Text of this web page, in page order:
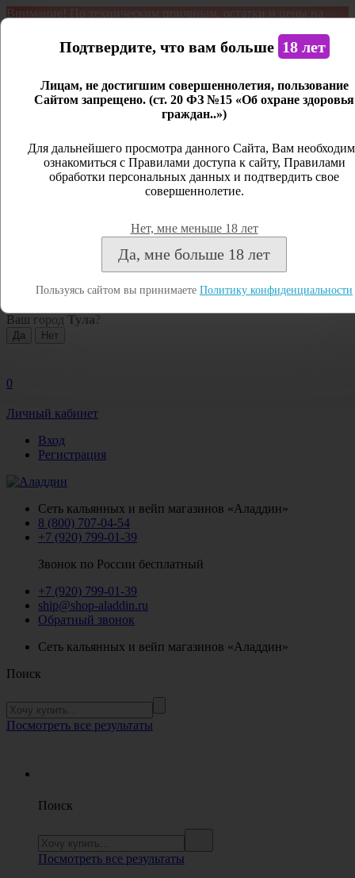
Внимание! По техническим причинам, остатки и цены на
является демонстрационным. Дистанционная продажа не
Открыть сайдбар
Личный кабинет
Закрыть
Посмотреть все результаты
Ваш город Тула ?
0
Личный кабинет
Вход
Регистрация
Сеть кальянных и вейп магазинов «Аладдин»
8 (800) 707-04-54
+7 (920) 799-01-39
Звонок по России бесплатный
+7 (920) 799-01-39
ship@shop-aladdin.ru
Обратный звонок
Сеть кальянных и вейп магазинов «Аладдин»
Поиск
Посмотреть все результаты
Поиск
Посмотреть все результаты
Подтвердите, что вам больше 18 лет
Лицам, не достигшим совершеннолетия, пользование
Сайтом запрещено. (ст. 20 ФЗ №15 «Об охране здоровья
граждан..»)
Для дальнейшего просмотра данного Сайта, Вам
ознакомиться с Правилами доступа к сайту, Правилами
обработки персональных данных и подтвердить свое
совершеннолетие.
Нет, мне меньше 18 лет
Да, мне больше 18 лет
Пользуясь сайтом вы принимаете Политику конфиденциальности